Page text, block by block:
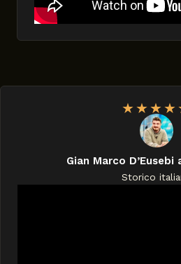
★★★★
Gian Marco D’Eusebi
Storico